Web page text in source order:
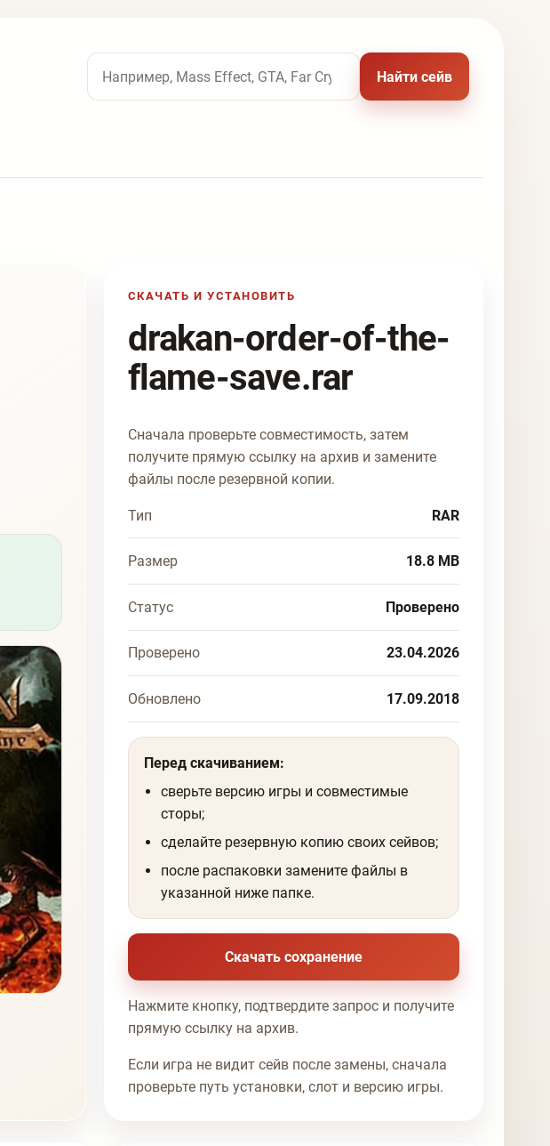
Поиск по названию игры
Найти сейв
СКАЧАТЬ И УСТАНОВИТЬ
drakan-order-of-the-
flame-save.rar
Сначала проверьте совместимость, затем
получите прямую ссылку на архив и замените
файлы после резервной копии.
Тип RAR
Размер 18.8 MB
Статус Проверено
Проверено 23.04.2026
Обновлено 17.09.2018
Перед скачиванием:
сверьте версию игры и совместимые
сторы;
сделайте резервную копию своих сейвов;
после распаковки замените файлы в
указанной ниже папке.
Скачать сохранение
Нажмите кнопку, подтвердите запрос и получите
прямую ссылку на архив.
Если игра не видит сейв после замены, сначала
проверьте путь установки, слот и версию игры.